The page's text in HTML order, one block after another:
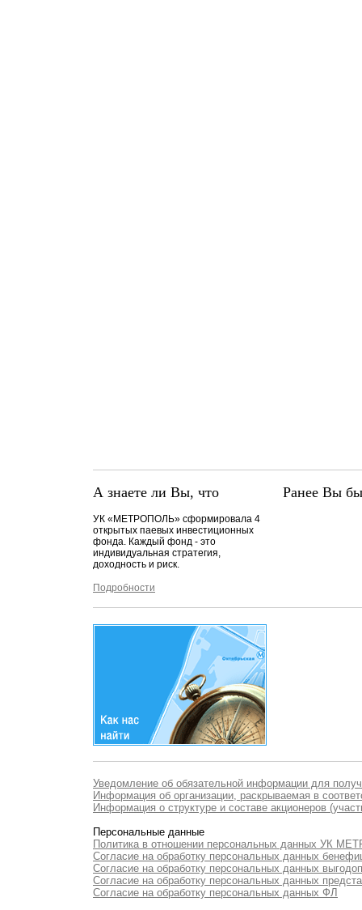
А знаете ли Вы, что
УК «МЕТРОПОЛЬ» сформировала 4
открытых паевых инвестиционных
фонда. Каждый фонд - это
индивидуальная стратегия,
доходность и риск.
Подробности
Ранее Вы
Уведомление об обязательной информации для
Информация об организации, раскрываемая в
Информация о структуре и составе акционеров
Персональные данные
Политика в отношении персональных данных УК
Согласие на обработку персональных данных
Согласие на обработку персональных данных
Согласие на обработку персональных данных
Согласие на обработку персональных данных ФЛ